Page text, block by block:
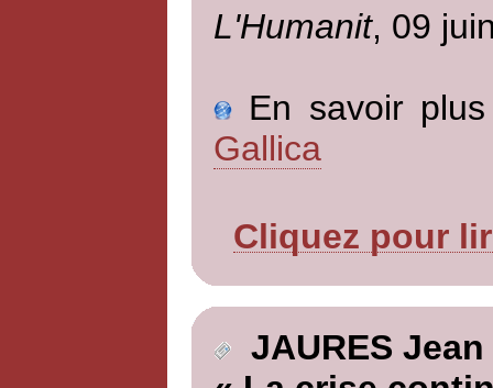
L'Humanit, 09
En savoir
Gallica
Cliquez pour
JAURES Jean